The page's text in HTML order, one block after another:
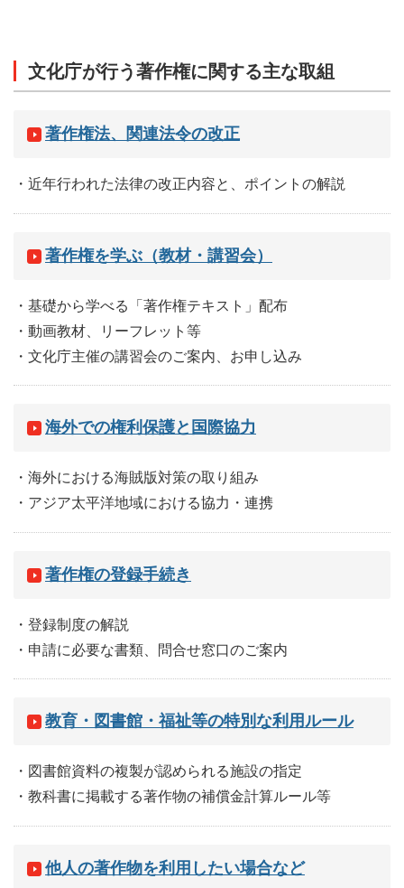
文化庁が行う著作権に関する主な取組
著作権法、関連法令の改正
・近年行われた法律の改正内容と、ポイントの解説
著作権を学ぶ（教材・講習会）
・基礎から学べる「著作権テキスト」配布
・動画教材、リーフレット等
・文化庁主催の講習会のご案内、お申し込み
海外での権利保護と国際協力
・海外における海賊版対策の取り組み
・アジア太平洋地域における協力・連携
著作権の登録手続き
・登録制度の解説
・申請に必要な書類、問合せ窓口のご案内
教育・図書館・福祉等の特別な利用ルール
・図書館資料の複製が認められる施設の指定
・教科書に掲載する著作物の補償金計算ルール等
他人の著作物を利用したい場合など